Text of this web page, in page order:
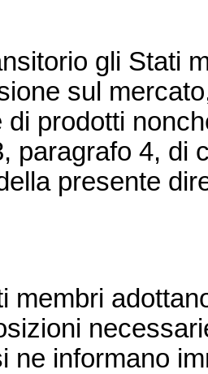
gli Stati
sul
di prodotti
paragrafo 4, di
presente
ne informano